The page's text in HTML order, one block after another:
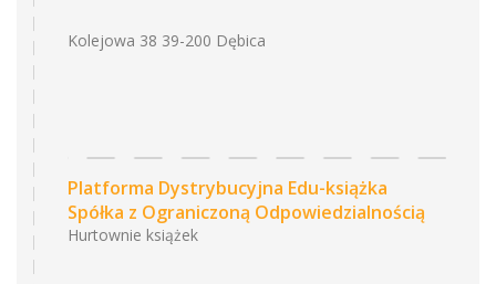
Kolejowa 38 39-200 Dębica
Platforma Dystrybucyjna Edu-książka
Spółka z Ograniczoną Odpowiedzialnością
Hurtownie książek